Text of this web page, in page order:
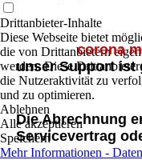
corona
unser Support ist
Die Abrechnung
Servicevertrag
Drittanbieter-Inhalte
Diese Webseite bietet
die von Drittanbietern
werden. Diese
die Nutzeraktivität zu
und zu optimieren.
Ablehnen
Alle akzeptieren
Speichern
Mehr Informationen -